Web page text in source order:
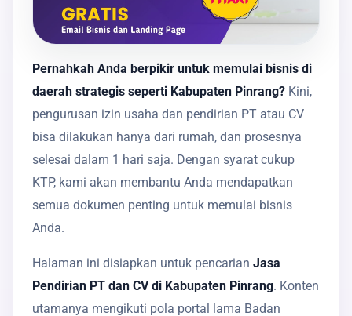
Pernahkah Anda berpikir untuk memulai bisnis di
daerah strategis seperti Kabupaten Pinrang? Kini,
pengurusan izin usaha dan pendirian PT atau CV
bisa dilakukan hanya dari rumah, dan prosesnya
selesai dalam 1 hari saja. Dengan syarat cukup
KTP, kami akan membantu Anda mendapatkan
semua dokumen penting untuk memulai bisnis
Anda.
Halaman ini disiapkan untuk pencarian Jasa
Pendirian PT dan CV di Kabupaten Pinrang. Konten
utamanya mengikuti pola portal lama Badan